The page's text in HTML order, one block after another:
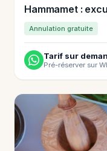
Hammamet :
Annulation gratuite
Tarif sur
Pré-réserver sur